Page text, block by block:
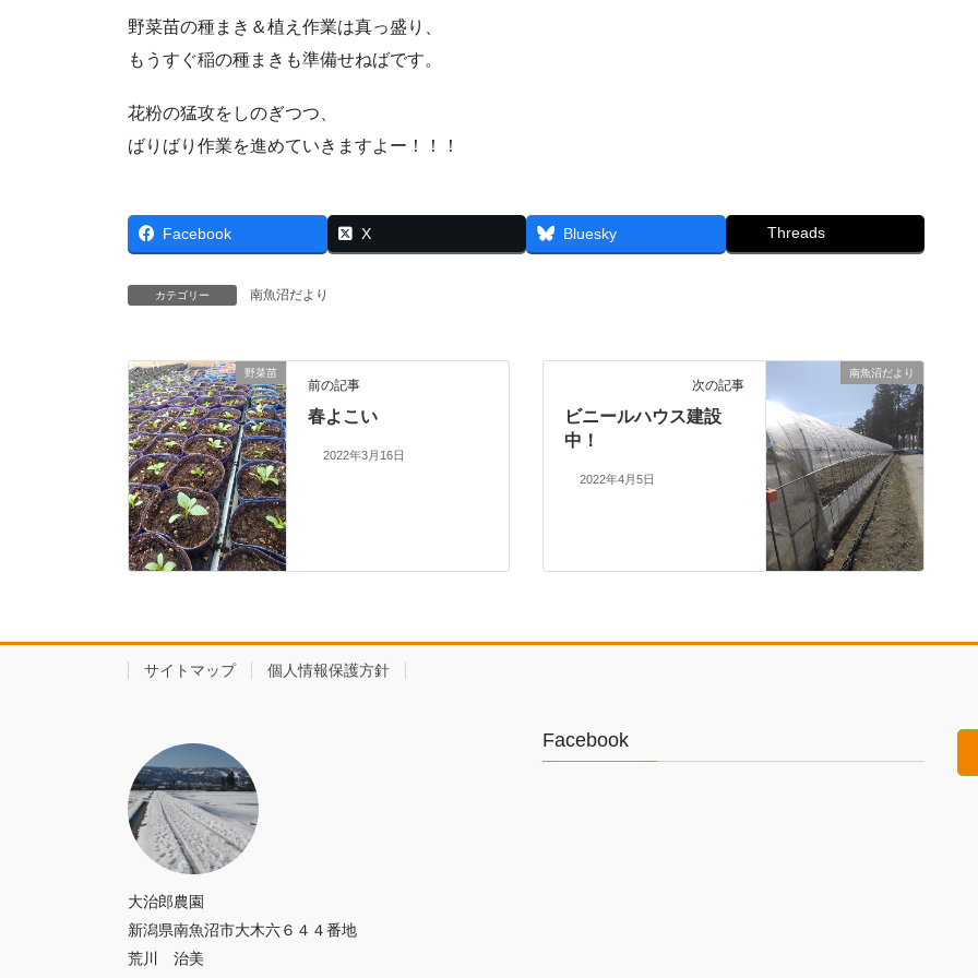
野菜苗の種まき＆植え作業は真っ盛り、
もうすぐ稲の種まきも準備せねばです。
花粉の猛攻をしのぎつつ、
ばりばり作業を進めていきますよー！！！
Facebook X Bluesky Threads
カテゴリー 南魚沼だより
野菜苗
前の記事
春よこい
2022年3月16日
南魚沼だより
次の記事
ビニールハウス建設
中！
2022年4月5日
サイトマップ 個人情報保護方針
大治郎農園
新潟県南魚沼市大木六６４４番地
荒川 治美
Facebook